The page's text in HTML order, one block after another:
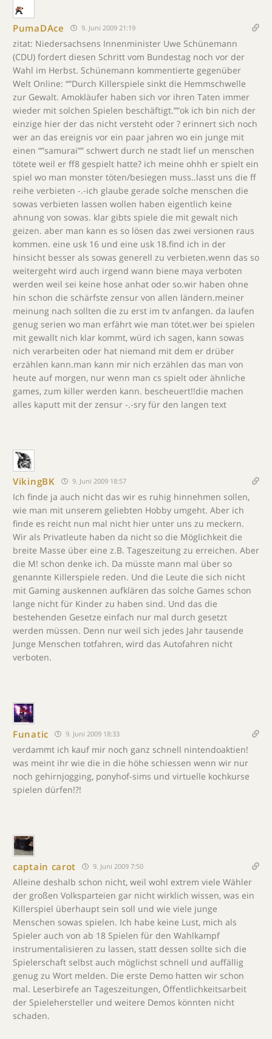
PumaDAce 9. Juni 2009 21:19
zitat: Niedersachsens Innenminister Uwe Schünemann
(CDU) fordert diesen Schritt vom Bundestag noch vor der
Wahl im Herbst. Schünemann kommentierte gegenüber
Welt Online: “”Durch Killerspiele sinkt die Hemmschwelle
zur Gewalt. Amokläufer haben sich vor ihren Taten immer
wieder mit solchen Spielen beschäftigt.””ok ich bin nich der
einzige hier der das nicht versteht oder ? erinnert sich noch
wer an das ereignis vor ein paar jahren wo ein junge mit
einen “”samurai”” schwert durch ne stadt lief un menschen
tötete weil er ff8 gespielt hatte? ich meine ohhh er spielt ein
spiel wo man monster töten/besiegen muss..lasst uns die ff
reihe verbieten -.-ich glaube gerade solche menschen die
sowas verbieten lassen wollen haben eigentlich keine
ahnung von sowas. klar gibts spiele die mit gewalt nich
geizen. aber man kann es so lösen das zwei versionen raus
kommen. eine usk 16 und eine usk 18.find ich in der
hinsicht besser als sowas generell zu verbieten.wenn das so
weitergeht wird auch irgend wann biene maya verboten
werden weil sei keine hose anhat oder so.wir haben ohne
hin schon die schärfste zensur von allen ländern.meiner
meinung nach sollten die zu erst im tv anfangen. da laufen
genug serien wo man erfährt wie man tötet.wer bei spielen
mit gewallt nich klar kommt, würd ich sagen, kann sowas
nich verarbeiten oder hat niemand mit dem er drüber
erzählen kann.man kann mir nich erzählen das man von
heute auf morgen, nur wenn man cs spielt oder ähnliche
games, zum killer werden kann. bescheuert!!die machen
alles kaputt mit der zensur -.-sry für den langen text
VikingBK 9. Juni 2009 18:57
Ich finde ja auch nicht das wir es ruhig hinnehmen sollen,
wie man mit unserem geliebten Hobby umgeht. Aber ich
finde es reicht nun mal nicht hier unter uns zu meckern.
Wir als Privatleute haben da nicht so die Möglichkeit die
breite Masse über eine z.B. Tageszeitung zu erreichen. Aber
die M! schon denke ich. Da müsste mann mal über so
genannte Killerspiele reden. Und die Leute die sich nicht
mit Gaming auskennen aufklären das solche Games schon
lange nicht für Kinder zu haben sind. Und das die
bestehenden Gesetze einfach nur mal durch gesetzt
werden müssen. Denn nur weil sich jedes Jahr tausende
Junge Menschen totfahren, wird das Autofahren nicht
verboten.
Funatic 9. Juni 2009 18:33
verdammt ich kauf mir noch ganz schnell nintendoaktien!
was meint ihr wie die in die höhe schiessen wenn wir nur
noch gehirnjogging, ponyhof-sims und virtuelle kochkurse
spielen dürfen!?!
captain carot 9. Juni 2009 7:50
Alleine deshalb schon nicht, weil wohl extrem viele Wähler
der großen Volksparteien gar nicht wirklich wissen, was ein
Killerspiel überhaupt sein soll und wie viele junge
Menschen sowas spielen. Ich habe keine Lust, mich als
Spieler auch von ab 18 Spielen für den Wahlkampf
instrumentalisieren zu lassen, statt dessen sollte sich die
Spielerschaft selbst auch möglichst schnell und auffällig
genug zu Wort melden. Die erste Demo hatten wir schon
mal. Leserbirefe an Tageszeitungen, Öffentlichkeitsarbeit
der Spielehersteller und weitere Demos könnten nicht
schaden.